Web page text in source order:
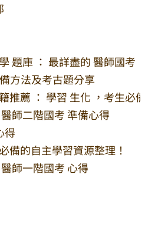
題庫 ： 最詳盡的 醫師國考 、
方法及考古題分享
推薦 ： 學習 生化 ，考生必備
師二階國考 準備心得
得
備的自主學習資源整理！
師一階國考 心得